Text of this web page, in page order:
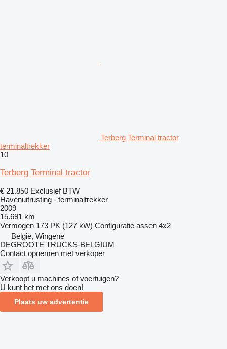
Terberg Terminal tractor
terminaltrekker
10
Terberg Terminal tractor
€ 21.850 Exclusief BTW
Havenuitrusting - terminaltrekker
2009
15.691 km
Vermogen 173 PK (127 kW) Configuratie assen 4x2
België, Wingene
DEGROOTE TRUCKS-BELGIUM
Contact opnemen met verkoper
Verkoopt u machines of voertuigen?
U kunt het met ons doen!
Plaats uw advertentie